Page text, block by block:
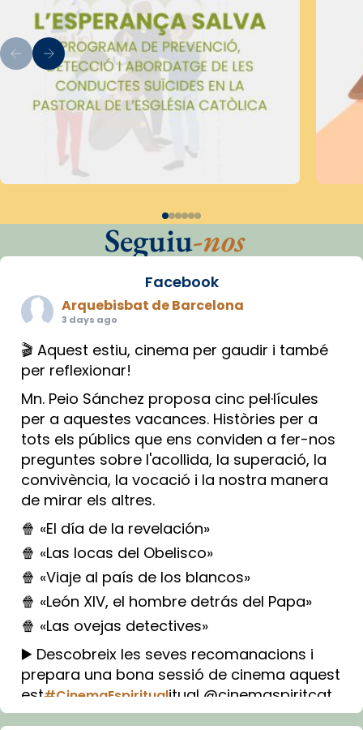
Seguiu-nos
Facebook
Arquebisbat de Barcelona
3 days ago
🎬 Aquest estiu, cinema per gaudir i també
per reflexionar!
Mn. Peio Sánchez proposa cinc pel·lícules
per a aquestes vacances. Històries per a
tots els públics que ens conviden a fer-nos
preguntes sobre l'acollida, la superació, la
convivència, la vocació i la nostra manera
de mirar els altres.
🍿 «El día de la revelación»
🍿 «Las locas del Obelisco»
🍿 «Viaje al país de los blancos»
🍿 «León XIV, el hombre detrás del Papa»
🍿 «Las ovejas detectives»
▶️ Descobreix les seves recomanacions i
prepara una bona sessió de cinema aquest
est#CinemaEspiritualitual @cinemaspiritcat
Imatge: Generada amb IA (OpenAI)